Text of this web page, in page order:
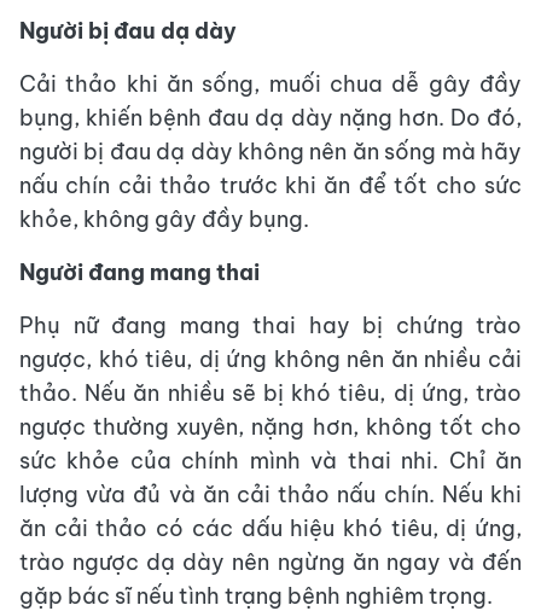
Người bị đau dạ dày
Cải thảo khi ăn sống, muối chua dễ gây đầy
bụng, khiến bệnh đau dạ dày nặng hơn. Do đó,
người bị đau dạ dày không nên ăn sống mà hãy
nấu chín cải thảo trước khi ăn để tốt cho sức
khỏe, không gây đầy bụng.
Người đang mang thai
Phụ nữ đang mang thai hay bị chứng trào
ngược, khó tiêu, dị ứng không nên ăn nhiều cải
thảo. Nếu ăn nhiều sẽ bị khó tiêu, dị ứng, trào
ngược thường xuyên, nặng hơn, không tốt cho
sức khỏe của chính mình và thai nhi. Chỉ ăn
lượng vừa đủ và ăn cải thảo nấu chín. Nếu khi
ăn cải thảo có các dấu hiệu khó tiêu, dị ứng,
trào ngược dạ dày nên ngừng ăn ngay và đến
gặp bác sĩ nếu tình trạng bệnh nghiêm trọng.